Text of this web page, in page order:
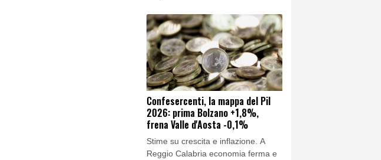
Confesercenti, la mappa del Pil
2026: prima Bolzano +1,8%,
frena Valle d'Aosta -0,1%
Stime su crescita e inflazione. A
Reggio Calabria economia ferma e